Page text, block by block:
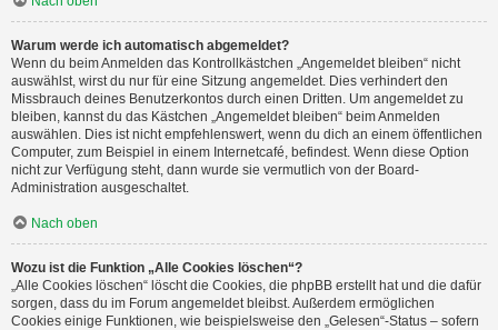
Warum werde ich automatisch abgemeldet?
Wenn du beim Anmelden das Kontrollkästchen „Angemeldet bleiben“ nicht
auswählst, wirst du nur für eine Sitzung angemeldet. Dies verhindert den
Missbrauch deines Benutzerkontos durch einen Dritten. Um angemeldet zu
bleiben, kannst du das Kästchen „Angemeldet bleiben“ beim Anmelden
auswählen. Dies ist nicht empfehlenswert, wenn du dich an einem öffentlichen
Computer, zum Beispiel in einem Internetcafé, befindest. Wenn diese Option
nicht zur Verfügung steht, dann wurde sie vermutlich von der Board-
Administration ausgeschaltet.
Nach oben
Wozu ist die Funktion „Alle Cookies löschen“?
„Alle Cookies löschen“ löscht die Cookies, die phpBB erstellt hat und die dafür
sorgen, dass du im Forum angemeldet bleibst. Außerdem ermöglichen
Cookies einige Funktionen, wie beispielsweise den „Gelesen“-Status – sofern